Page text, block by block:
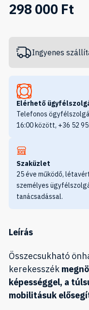
298 000 Ft
Ingyenes
Elérhető
Telefonos
16:00 között, +36 52
Szaküzlet
25 éve működő,
személyes
tanácsadással.
Leírás
Összecsukható
kerekesszék
képességgel, a
mobilitásuk